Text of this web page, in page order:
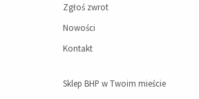
Zgłoś zwrot
Nowości
Kontakt
Sklep BHP w Twoim mieście